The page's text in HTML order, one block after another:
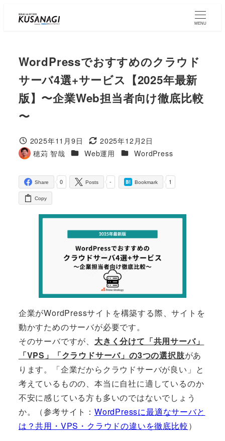
Skip
MENU
WordPressでおすすめのクラウド
サーバ4選+サービス【2025年最新
版】〜企業Web担当者向け徹底比較
〜
Published
2025年11月9日
Modified
2025年12月2日
Author
穂苅 智哉 コラムカテゴリ
Web運用 コラムカテゴリ
WordPress
0
Share -
Posts 1
Bookmark
Copy
企業がWordPressサイトを構築する際、サイトを
動かすためのサーバが必要です。
そのサーバですが、 大きく分けて「共用サーバ」
「VPS」「クラウドサーバ」の3つの選択肢があ
ります。「企業だからクラウドサーバが良い」と
考えているものの、本当に自社に適しているのか
不安に感じている方も多いのではないでしょう
か。（参考サイト： WordPressに最適なサーバと
は？共用・VPS・クラウドの違いを徹底比較）